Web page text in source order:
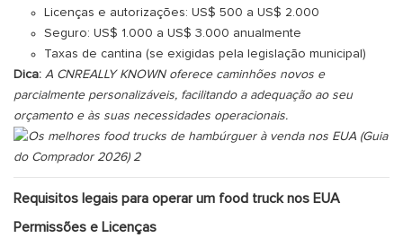
Licenças e autorizações: US$ 500 a US$ 2.000
Seguro: US$ 1.000 a US$ 3.000 anualmente
Taxas de cantina (se exigidas pela legislação municipal)
Dica: A CNREALLY KNOWN oferece caminhões novos e
parcialmente personalizáveis, facilitando a adequação ao seu
orçamento e às suas necessidades operacionais.
Requisitos legais para operar um food truck nos EUA
Permissões e Licenças